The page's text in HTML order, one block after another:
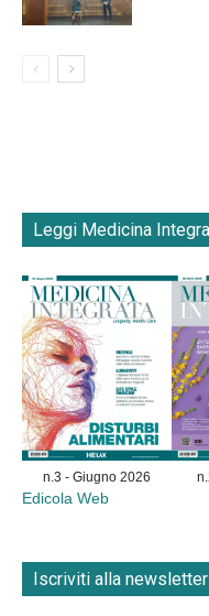
Leggi Medicina
n.3 - Giugno 2026
Edicola Web
Iscriviti alla newsletter